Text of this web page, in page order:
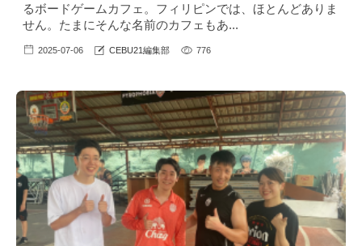
るボードゲームカフェ。フィリピンでは、ほとんどありま
せん。たまにそんな名前のカフェもあ...
2025-07-06 CEBU21編集部 776